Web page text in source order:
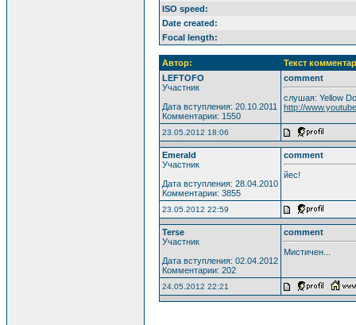
ISO speed:
Date created:
Focal length:
Автор:
Текст
LEFTOFO
Участник
Дата вступления: 20.10.2011
Комментарии: 1550
comment
слушая: Yellow
http://
23.05.2012 18:06
Emerald
Участник
Дата вступления: 28.04.2010
Комментарии: 3855
comment
йес!
23.05.2012 22:59
Terse
Участник
Дата вступления: 02.04.2012
Комментарии: 202
comment
Мистичен...
24.05.2012 22:21